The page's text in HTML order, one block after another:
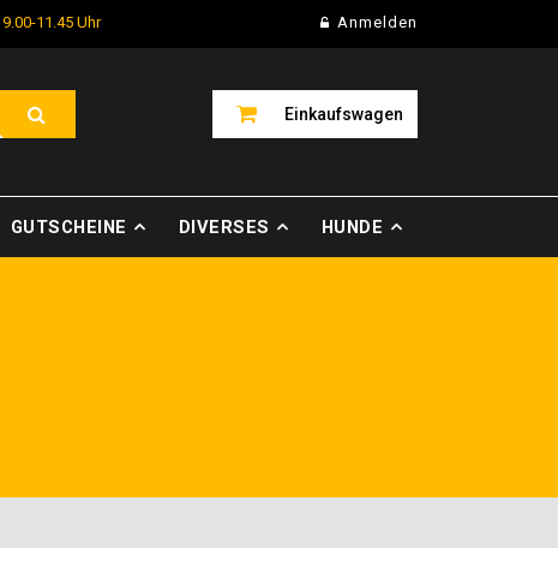
9.00-11.45 Uhr Anmelden
Einkaufswagen
GUTSCHEINE DIVERSES HUNDE